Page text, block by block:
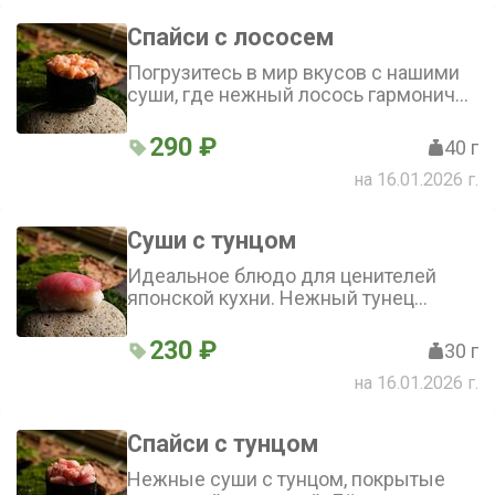
Спайси с лососем
Погрузитесь в мир вкусов с нашими
суши, где нежный лосось гармонично
пикантная заправка на основе пюре
из лайма и апельсина придаёт блюду
290 ₽ 40 г
на 16.01.2026 г.
Суши с тунцом
Идеальное блюдо для ценителей
японской кухни. Нежный тунец
заправленным мицуканом, а нотки
лайма и красного апельсина придают
блюду свежесть и оригинальность
230 ₽ 30 г
на 16.01.2026 г.
Спайси с тунцом
Нежные суши с тунцом, покрытые